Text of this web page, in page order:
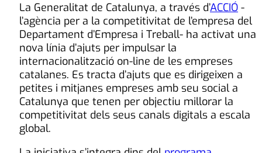
La Generalitat de Catalunya, a través d’ACCIÓ -
l’agència per a la competitivitat de l’empresa del
Departament d’Empresa i Treball- ha activat una
nova línia d’ajuts per impulsar la
internacionalització on-line de les empreses
catalanes. Es tracta d’ajuts que es dirigeixen a
petites i mitjanes empreses amb seu social a
Catalunya que tenen per objectiu millorar la
competitivitat dels seus canals digitals a escala
global.